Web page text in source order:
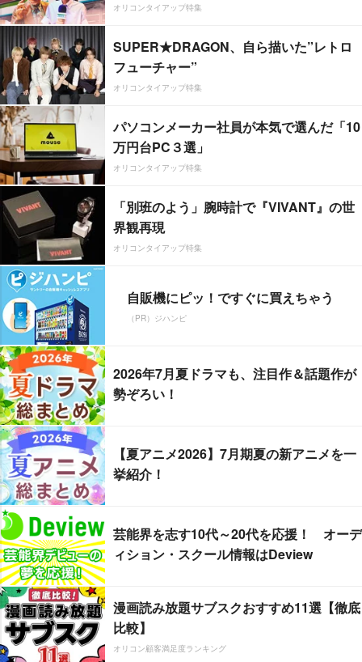
オリコンタイアップ特集
SUPER★DRAGON、自ら描いた”レトロ
フューチャー”
オリコンタイアップ特集
パソコンメーカー社員が本気で選んだ「10
万円台PC３選」
オリコンタイアップ特集
「別班のよう」腕時計で『VIVANT』の世
界観再現
オリコンタイアップ特集
自販機にピッ！ですぐに買えちゃう
（PR）ジハンピ
2026年7月夏ドラマも、注目作＆話題作が
勢ぞろい！
【夏アニメ2026】7月期夏の新アニメを一
挙紹介！
芸能界を志す10代～20代を応援！ オーデ
ィション・スクール情報はDeview
漫画読み放題サブスクおすすめ11選【徹底
比較】
オリコン顧客満足度ランキング